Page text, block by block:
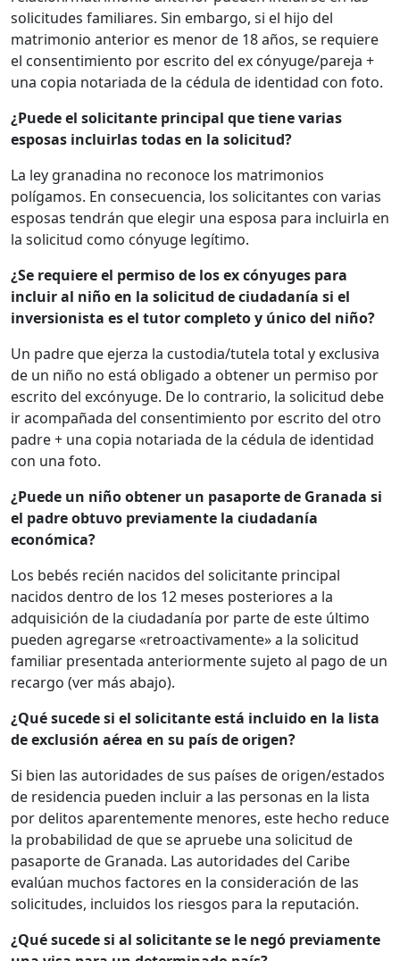
solicitudes familiares. Sin embargo, si el hijo del
matrimonio anterior es menor de 18 años, se requiere
el consentimiento por escrito del ex cónyuge/pareja +
una copia notariada de la cédula de identidad con foto.
¿Puede el solicitante principal que tiene varias
esposas incluirlas todas en la solicitud?
La ley granadina no reconoce los matrimonios
polígamos. En consecuencia, los solicitantes con varias
esposas tendrán que elegir una esposa para incluirla en
la solicitud como cónyuge legítimo.
¿Se requiere el permiso de los ex cónyuges para
incluir al niño en la solicitud de ciudadanía si el
inversionista es el tutor completo y único del niño?
Un padre que ejerza la custodia/tutela total y exclusiva
de un niño no está obligado a obtener un permiso por
escrito del excónyuge. De lo contrario, la solicitud debe
ir acompañada del consentimiento por escrito del otro
padre + una copia notariada de la cédula de identidad
con una foto.
¿Puede un niño obtener un pasaporte de Granada si
el padre obtuvo previamente la ciudadanía
económica?
Los bebés recién nacidos del solicitante principal
nacidos dentro de los 12 meses posteriores a la
adquisición de la ciudadanía por parte de este último
pueden agregarse «retroactivamente» a la solicitud
familiar presentada anteriormente sujeto al pago de un
recargo (ver más abajo).
¿Qué sucede si el solicitante está incluido en la lista
de exclusión aérea en su país de origen?
Si bien las autoridades de sus países de origen/estados
de residencia pueden incluir a las personas en la lista
por delitos aparentemente menores, este hecho reduce
la probabilidad de que se apruebe una solicitud de
pasaporte de Granada. Las autoridades del Caribe
evalúan muchos factores en la consideración de las
solicitudes, incluidos los riesgos para la reputación.
¿Qué sucede si al solicitante se le negó previamente